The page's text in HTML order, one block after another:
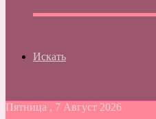
Искать
Пятница , 7 Август 2026